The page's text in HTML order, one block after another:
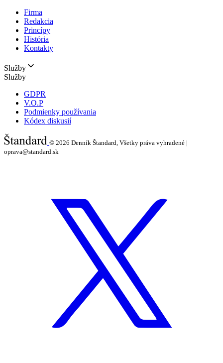
Firma
Redakcia
Princípy
História
Kontakty
Služby
Služby
GDPR
V.O.P
Podmienky používania
Kódex diskusií
© 2026 Denník Štandard, Všetky práva vyhradené |
oprava@standard.sk